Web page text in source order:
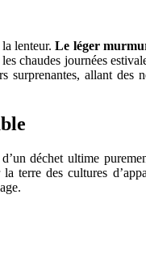
la lenteur.Le léger
chaudes journées
allant des
déchet ultime
des cultures